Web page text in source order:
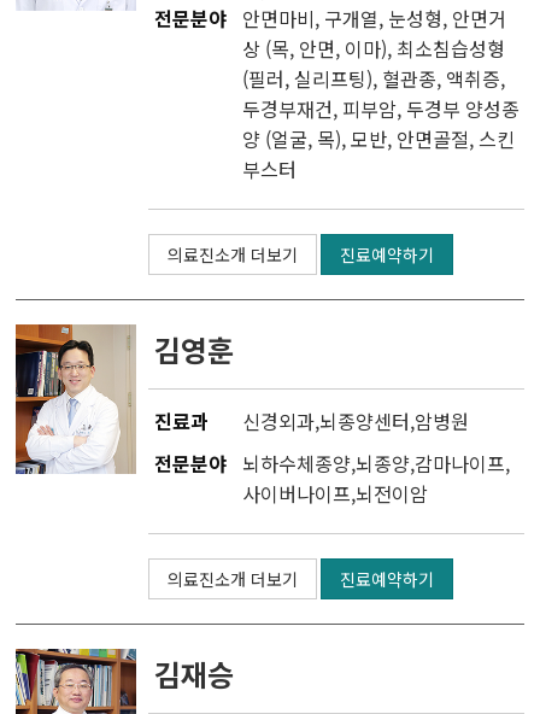
CAR T 센터
전문분야 안면마비, 구개열, 눈성형, 안면거
상 (목, 안면, 이마), 최소침습성형
(필러, 실리프팅), 혈관종, 액취증,
두경부재건, 피부암, 두경부 양성종
양 (얼굴, 목), 모반, 안면골절, 스킨
부스터
의료진소개 더보기 진료예약하기
김영훈
진료과 신경외과,뇌종양센터,암병원
전문분야 뇌하수체종양,뇌종양,감마나이프,
사이버나이프,뇌전이암
의료진소개 더보기 진료예약하기
김재승